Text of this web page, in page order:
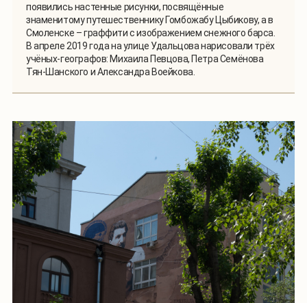
появились настенные рисунки, посвящённые
знаменитому путешественнику Гомбожабу Цыбикову, а в
Смоленске – граффити с изображением снежного барса.
В апреле 2019 года на улице Удальцова нарисовали трёх
учёных-географов: Михаила Певцова, Петра Семёнова
Тян-Шанского и Александра Воейкова.